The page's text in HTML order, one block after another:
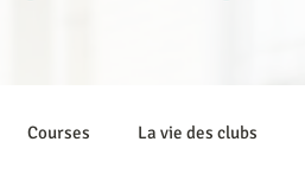
Courses La vie des clubs